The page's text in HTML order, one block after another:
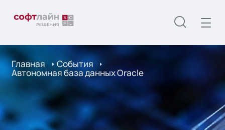
Главная События
Автономная база данных Oracle